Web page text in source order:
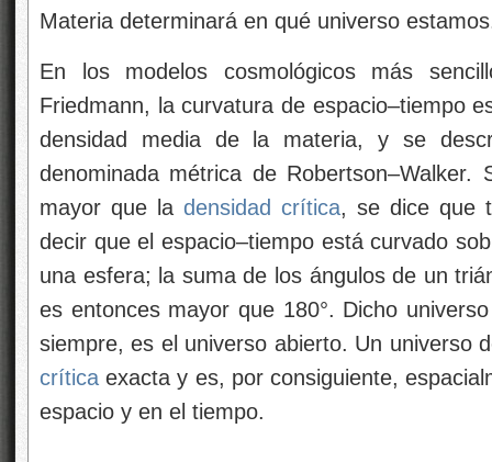
Materia determinará en qué universo
En los modelos cosmológicos más
Friedmann, la curvatura de espacio–tiempo
densidad media de la materia, y se
denominada métrica de
mayor que la densidad crítica, se dice que
decir que el espacio–tiempo está curvado
una esfera; la suma de los ángulos de un
es entonces mayor que 180°. Dicho
siempre, es el universo abierto. Un universo
crítica exacta y es, por consiguiente,
espacio y en el tiempo.